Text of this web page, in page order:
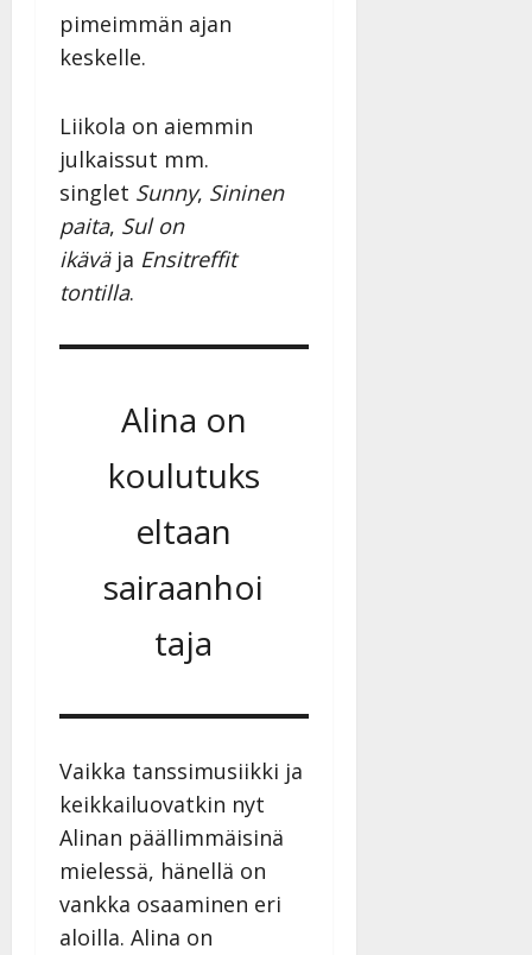
pimeimmän ajan
keskelle.
Liikola on aiemmin
julkaissut mm.
singlet Sunny, Sininen
paita, Sul on
ikäväja Ensitreffit
tontilla.
Alina on
koulutuks
eltaan
sairaanhoi
taja
Vaikka tanssimusiikki ja
keikkailuovatkin nyt
Alinan päällimmäisinä
mielessä, hänellä on
vankka osaaminen eri
aloilla. Alina on